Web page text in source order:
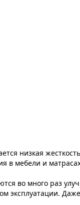
низкая
мебели и
во много раз
эксплуатации.